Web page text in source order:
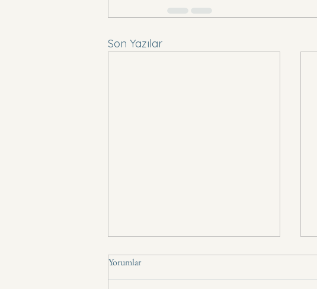
Son Yazılar
Yorumlar